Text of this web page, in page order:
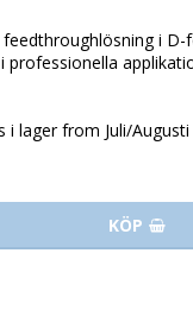
feedthroughlösning i
professionella
i lager from Juli/Augusti
KÖP